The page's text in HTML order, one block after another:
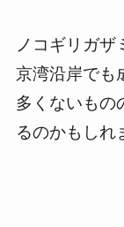
ノコギリガ
京湾沿岸でも
多くないもの
るのかもしれ